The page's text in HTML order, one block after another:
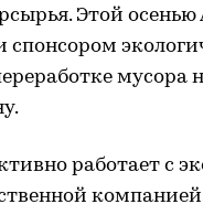
Этой
мусора
работает с